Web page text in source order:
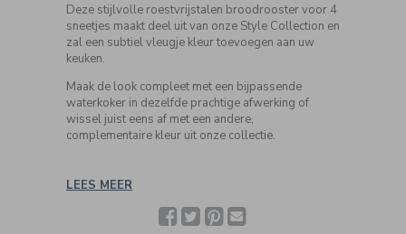
Deze stijlvolle roestvrijstalen broodrooster voor 4
sneetjes maakt deel uit van onze Style Collection en
zal een subtiel vleugje kleur toevoegen aan uw
keuken.
Maak de look compleet met een bijpassende
waterkoker in dezelfde prachtige afwerking of
wissel juist eens af met een andere,
complementaire kleur uit onze collectie.
LEES MEER
Facebook
TwitterPinterest
Deel
met